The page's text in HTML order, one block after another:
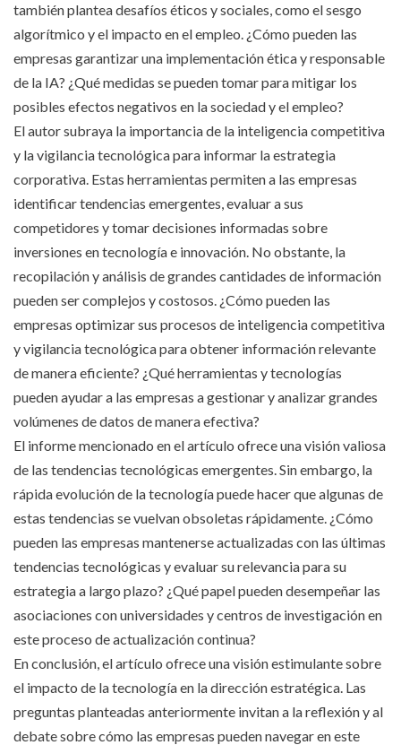
también plantea desafíos éticos y sociales, como el sesgo
algorítmico y el impacto en el empleo. ¿Cómo pueden las
empresas garantizar una implementación ética y responsable
de la IA? ¿Qué medidas se pueden tomar para mitigar los
posibles efectos negativos en la sociedad y el empleo?
El autor subraya la importancia de la inteligencia competitiva
y la vigilancia tecnológica para informar la estrategia
corporativa. Estas herramientas permiten a las empresas
identificar tendencias emergentes, evaluar a sus
competidores y tomar decisiones informadas sobre
inversiones en tecnología e innovación. No obstante, la
recopilación y análisis de grandes cantidades de información
pueden ser complejos y costosos. ¿Cómo pueden las
empresas optimizar sus procesos de inteligencia competitiva
y vigilancia tecnológica para obtener información relevante
de manera eficiente? ¿Qué herramientas y tecnologías
pueden ayudar a las empresas a gestionar y analizar grandes
volúmenes de datos de manera efectiva?
El informe mencionado en el artículo ofrece una visión valiosa
de las tendencias tecnológicas emergentes. Sin embargo, la
rápida evolución de la tecnología puede hacer que algunas de
estas tendencias se vuelvan obsoletas rápidamente. ¿Cómo
pueden las empresas mantenerse actualizadas con las últimas
tendencias tecnológicas y evaluar su relevancia para su
estrategia a largo plazo? ¿Qué papel pueden desempeñar las
asociaciones con universidades y centros de investigación en
este proceso de actualización continua?
En conclusión, el artículo ofrece una visión estimulante sobre
el impacto de la tecnología en la dirección estratégica. Las
preguntas planteadas anteriormente invitan a la reflexión y al
debate sobre cómo las empresas pueden navegar en este